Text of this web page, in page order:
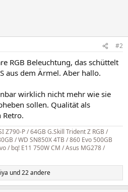
#2
RGB Beleuchtung, das schüttelt
aus dem Ärmel. Aber hallo.
wirklich nicht mehr wie sie
sollen. Qualität als
Z790-P / 64GB G.Skill Trident Z RGB /
/ WD SN850X 4TB / 860 Evo 500GB
/ bq! E11 750W CM / Asus MG278 /
und 22 andere